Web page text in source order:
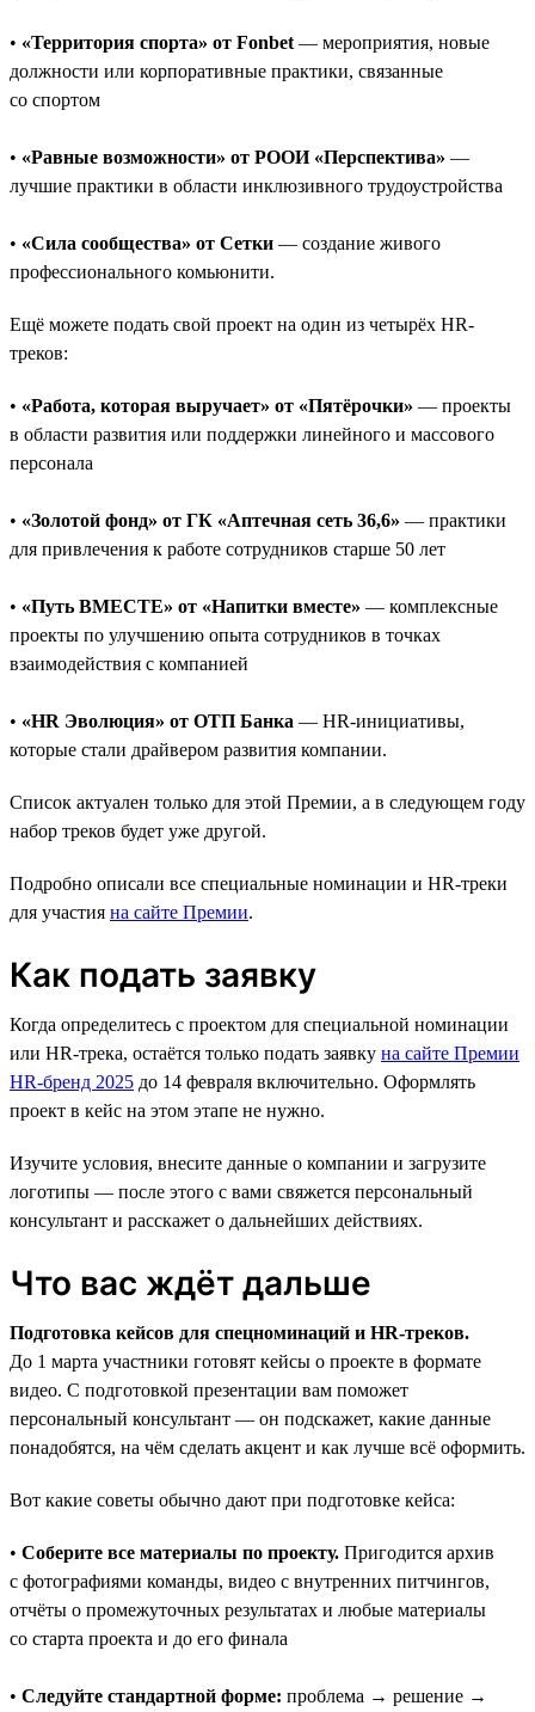
• «Территория спорта» от Fonbet — мероприятия, новые
должности или корпоративные практики, связанные
со спортом
• «Равные возможности» от РООИ «Перспектива» —
лучшие практики в области инклюзивного трудоустройства
• «Сила сообщества» от Сетки — создание живого
профессионального комьюнити.
Ещё можете подать свой проект на один из четырёх HR-
треков:
• «Работа, которая выручает» от «Пятёрочки» — проекты
в области развития или поддержки линейного и массового
персонала
• «Золотой фонд» от ГК «Аптечная сеть 36,6» — практики
для привлечения к работе сотрудников старше 50 лет
• «Путь ВМЕСТЕ» от «Напитки вместе» — комплексные
проекты по улучшению опыта сотрудников в точках
взаимодействия с компанией
• «HR Эволюция» от ОТП Банка — HR-инициативы,
которые стали драйвером развития компании.
Список актуален только для этой Премии, а в следующем году
набор треков будет уже другой.
Подробно описали все специальные номинации и HR-треки
для участия на сайте Премии.
Как подать заявку
Когда определитесь с проектом для специальной номинации
или HR-трека, остаётся только подать заявку на сайте Премии
HR-бренд 2025 до 14 февраля включительно. Оформлять
проект в кейс на этом этапе не нужно.
Изучите условия, внесите данные о компании и загрузите
логотипы — после этого с вами свяжется персональный
консультант и расскажет о дальнейших действиях.
Что вас ждёт дальше
Подготовка кейсов для спецноминаций и HR-треков.
До 1 марта участники готовят кейсы о проекте в формате
видео. С подготовкой презентации вам поможет
персональный консультант — он подскажет, какие данные
понадобятся, на чём сделать акцент и как лучше всё оформить.
Вот какие советы обычно дают при подготовке кейса:
• Соберите все материалы по проекту. Пригодится архив
с фотографиями команды, видео с внутренних питчингов,
отчёты о промежуточных результатах и любые материалы
со старта проекта и до его финала
• Следуйте стандартной форме: проблема → решение →